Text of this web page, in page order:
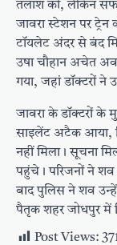
तलाश की, लेकिन
जावरा स्टेशन पर
टॉयलेट अंदर से बंद
उषा चौहान अचेत
गया, जहां डॉक्टरों ने
जावरा के डॉक्टरों के
साइलेंट अटैक आया,
नहीं मिला। सूचना
पहुंचे। परिजनों ने शव
बाद पुलिस ने शव
पैतृक शहर जोधपुर में
Post Views: